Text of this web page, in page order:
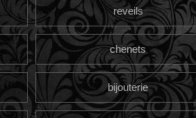
reveils
chenets
bijouterie